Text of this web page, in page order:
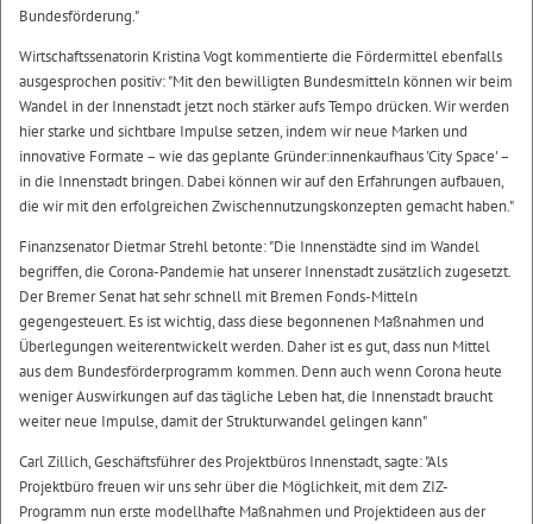
Bundesförderung."
Wirtschaftssenatorin Kristina Vogt kommentierte die Fördermittel ebenfalls
ausgesprochen positiv: "Mit den bewilligten Bundesmitteln können wir beim
Wandel in der Innenstadt jetzt noch stärker aufs Tempo drücken. Wir werden
hier starke und sichtbare Impulse setzen, indem wir neue Marken und
innovative Formate – wie das geplante Gründer:innenkaufhaus 'City Space' –
in die Innenstadt bringen. Dabei können wir auf den Erfahrungen aufbauen,
die wir mit den erfolgreichen Zwischennutzungskonzepten gemacht haben."
Finanzsenator Dietmar Strehl betonte: "Die Innenstädte sind im Wandel
begriffen, die Corona-Pandemie hat unserer Innenstadt zusätzlich zugesetzt.
Der Bremer Senat hat sehr schnell mit Bremen Fonds-Mitteln
gegengesteuert. Es ist wichtig, dass diese begonnenen Maßnahmen und
Überlegungen weiterentwickelt werden. Daher ist es gut, dass nun Mittel
aus dem Bundesförderprogramm kommen. Denn auch wenn Corona heute
weniger Auswirkungen auf das tägliche Leben hat, die Innenstadt braucht
weiter neue Impulse, damit der Strukturwandel gelingen kann"
Carl Zillich, Geschäftsführer des Projektbüros Innenstadt, sagte: "Als
Projektbüro freuen wir uns sehr über die Möglichkeit, mit dem ZIZ-
Programm nun erste modellhafte Maßnahmen und Projektideen aus der